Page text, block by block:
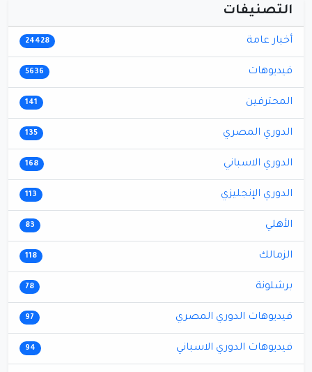
التصنيفات
أخبار عامة 24428
فيديوهات 5636
المحترفين 141
الدوري المصري 135
الدوري الاسباني 168
الدوري الإنجليزي 113
الأهلي 83
الزمالك 118
برشلونة 78
فيديوهات الدوري المصري 97
فيديوهات الدوري الاسباني 94